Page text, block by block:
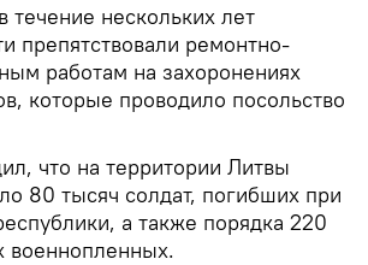
течение нескольких лет
препятствовали ремонтно-
работам на захоронениях
которые проводило посольство
что на территории Литвы
80 тысяч солдат, погибших при
а также порядка 220
военнопленных.